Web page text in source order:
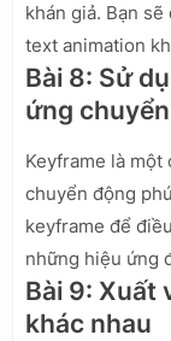
khán giả. Bạn
text animation
Bài 8: Sử
ứng
Keyframe là một
chuyển động
keyframe để
những hiệu ứng
Bài 9: Xuất
khác nhau